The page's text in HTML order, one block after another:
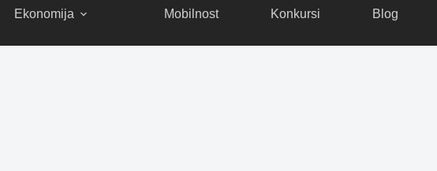
Ekonomija Mobilnost Konkursi Blog